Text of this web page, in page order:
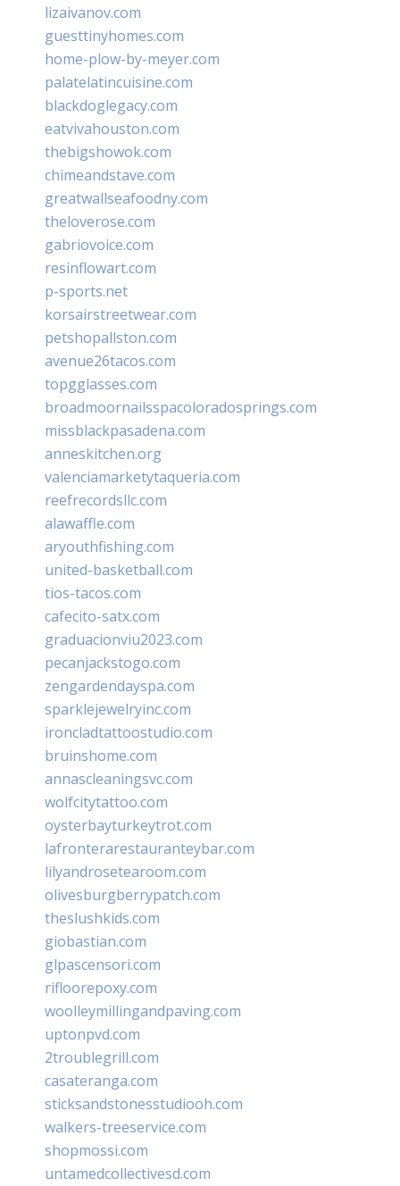
lizaivanov.com
guesttinyhomes.com
home-plow-by-meyer.com
palatelatincuisine.com
blackdoglegacy.com
eatvivahouston.com
thebigshowok.com
chimeandstave.com
greatwallseafoodny.com
theloverose.com
gabriovoice.com
resinflowart.com
p-sports.net
korsairstreetwear.com
petshopallston.com
avenue26tacos.com
topgglasses.com
broadmoornailsspacoloradosprings.com
missblackpasadena.com
anneskitchen.org
valenciamarketytaqueria.com
reefrecordsllc.com
alawaffle.com
aryouthfishing.com
united-basketball.com
tios-tacos.com
cafecito-satx.com
graduacionviu2023.com
pecanjackstogo.com
zengardendayspa.com
sparklejewelryinc.com
ironcladtattoostudio.com
bruinshome.com
annascleaningsvc.com
wolfcitytattoo.com
oysterbayturkeytrot.com
lafronterarestauranteybar.com
lilyandrosetearoom.com
olivesburgberrypatch.com
theslushkids.com
giobastian.com
glpascensori.com
rifloorepoxy.com
woolleymillingandpaving.com
uptonpvd.com
2troublegrill.com
casateranga.com
sticksandstonesstudiooh.com
walkers-treeservice.com
shopmossi.com
untamedcollectivesd.com